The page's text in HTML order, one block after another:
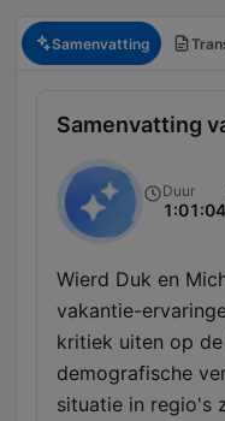
Samenvatting
Samenvatting
Duur
1:01:04
Wierd Duk en
vakantie-
kritiek uiten op
demografische
situatie in regio's